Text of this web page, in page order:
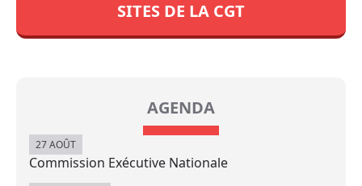
SITES DE LA CGT
AGENDA
27 AOÛT
Commission Exécutive Nationale